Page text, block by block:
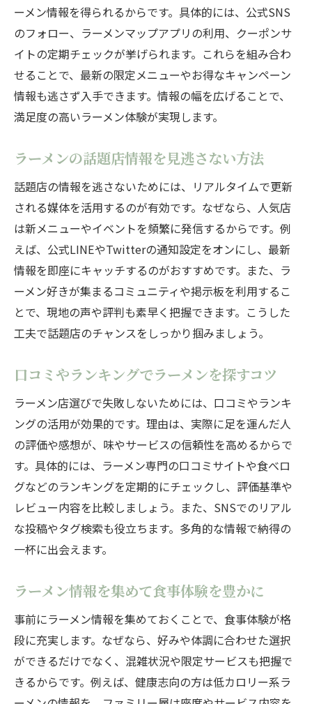
ーメン情報を得られるからです。具体的には、公式SNS
のフォロー、ラーメンマップアプリの利用、クーポンサ
イトの定期チェックが挙げられます。これらを組み合わ
せることで、最新の限定メニューやお得なキャンペーン
情報も逃さず入手できます。情報の幅を広げることで、
満足度の高いラーメン体験が実現します。
ラーメンの話題店情報を見逃さない方法
話題店の情報を逃さないためには、リアルタイムで更新
される媒体を活用するのが有効です。なぜなら、人気店
は新メニューやイベントを頻繁に発信するからです。例
えば、公式LINEやTwitterの通知設定をオンにし、最新
情報を即座にキャッチするのがおすすめです。また、ラ
ーメン好きが集まるコミュニティや掲示板を利用するこ
とで、現地の声や評判も素早く把握できます。こうした
工夫で話題店のチャンスをしっかり掴みましょう。
口コミやランキングでラーメンを探すコツ
ラーメン店選びで失敗しないためには、口コミやランキ
ングの活用が効果的です。理由は、実際に足を運んだ人
の評価や感想が、味やサービスの信頼性を高めるからで
す。具体的には、ラーメン専門の口コミサイトや食べロ
グなどのランキングを定期的にチェックし、評価基準や
レビュー内容を比較しましょう。また、SNSでのリアル
な投稿やタグ検索も役立ちます。多角的な情報で納得の
一杯に出会えます。
ラーメン情報を集めて食事体験を豊かに
事前にラーメン情報を集めておくことで、食事体験が格
段に充実します。なぜなら、好みや体調に合わせた選択
ができるだけでなく、混雑状況や限定サービスも把握で
きるからです。例えば、健康志向の方は低カロリー系ラ